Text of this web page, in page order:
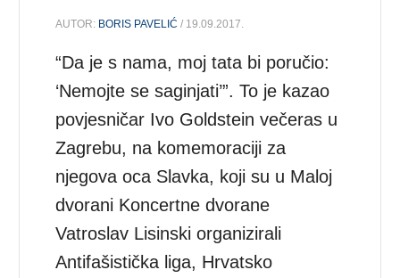
AUTOR: BORIS PAVELIĆ / 19.09.2017.
“Da je s nama, moj tata bi poručio:
‘Nemojte se saginjati’”. To je kazao
povjesničar Ivo Goldstein večeras u
Zagrebu, na komemoraciji za
njegova oca Slavka, koji su u Maloj
dvorani Koncertne dvorane
Vatroslav Lisinski organizirali
Antifašistička liga, Hrvatsko